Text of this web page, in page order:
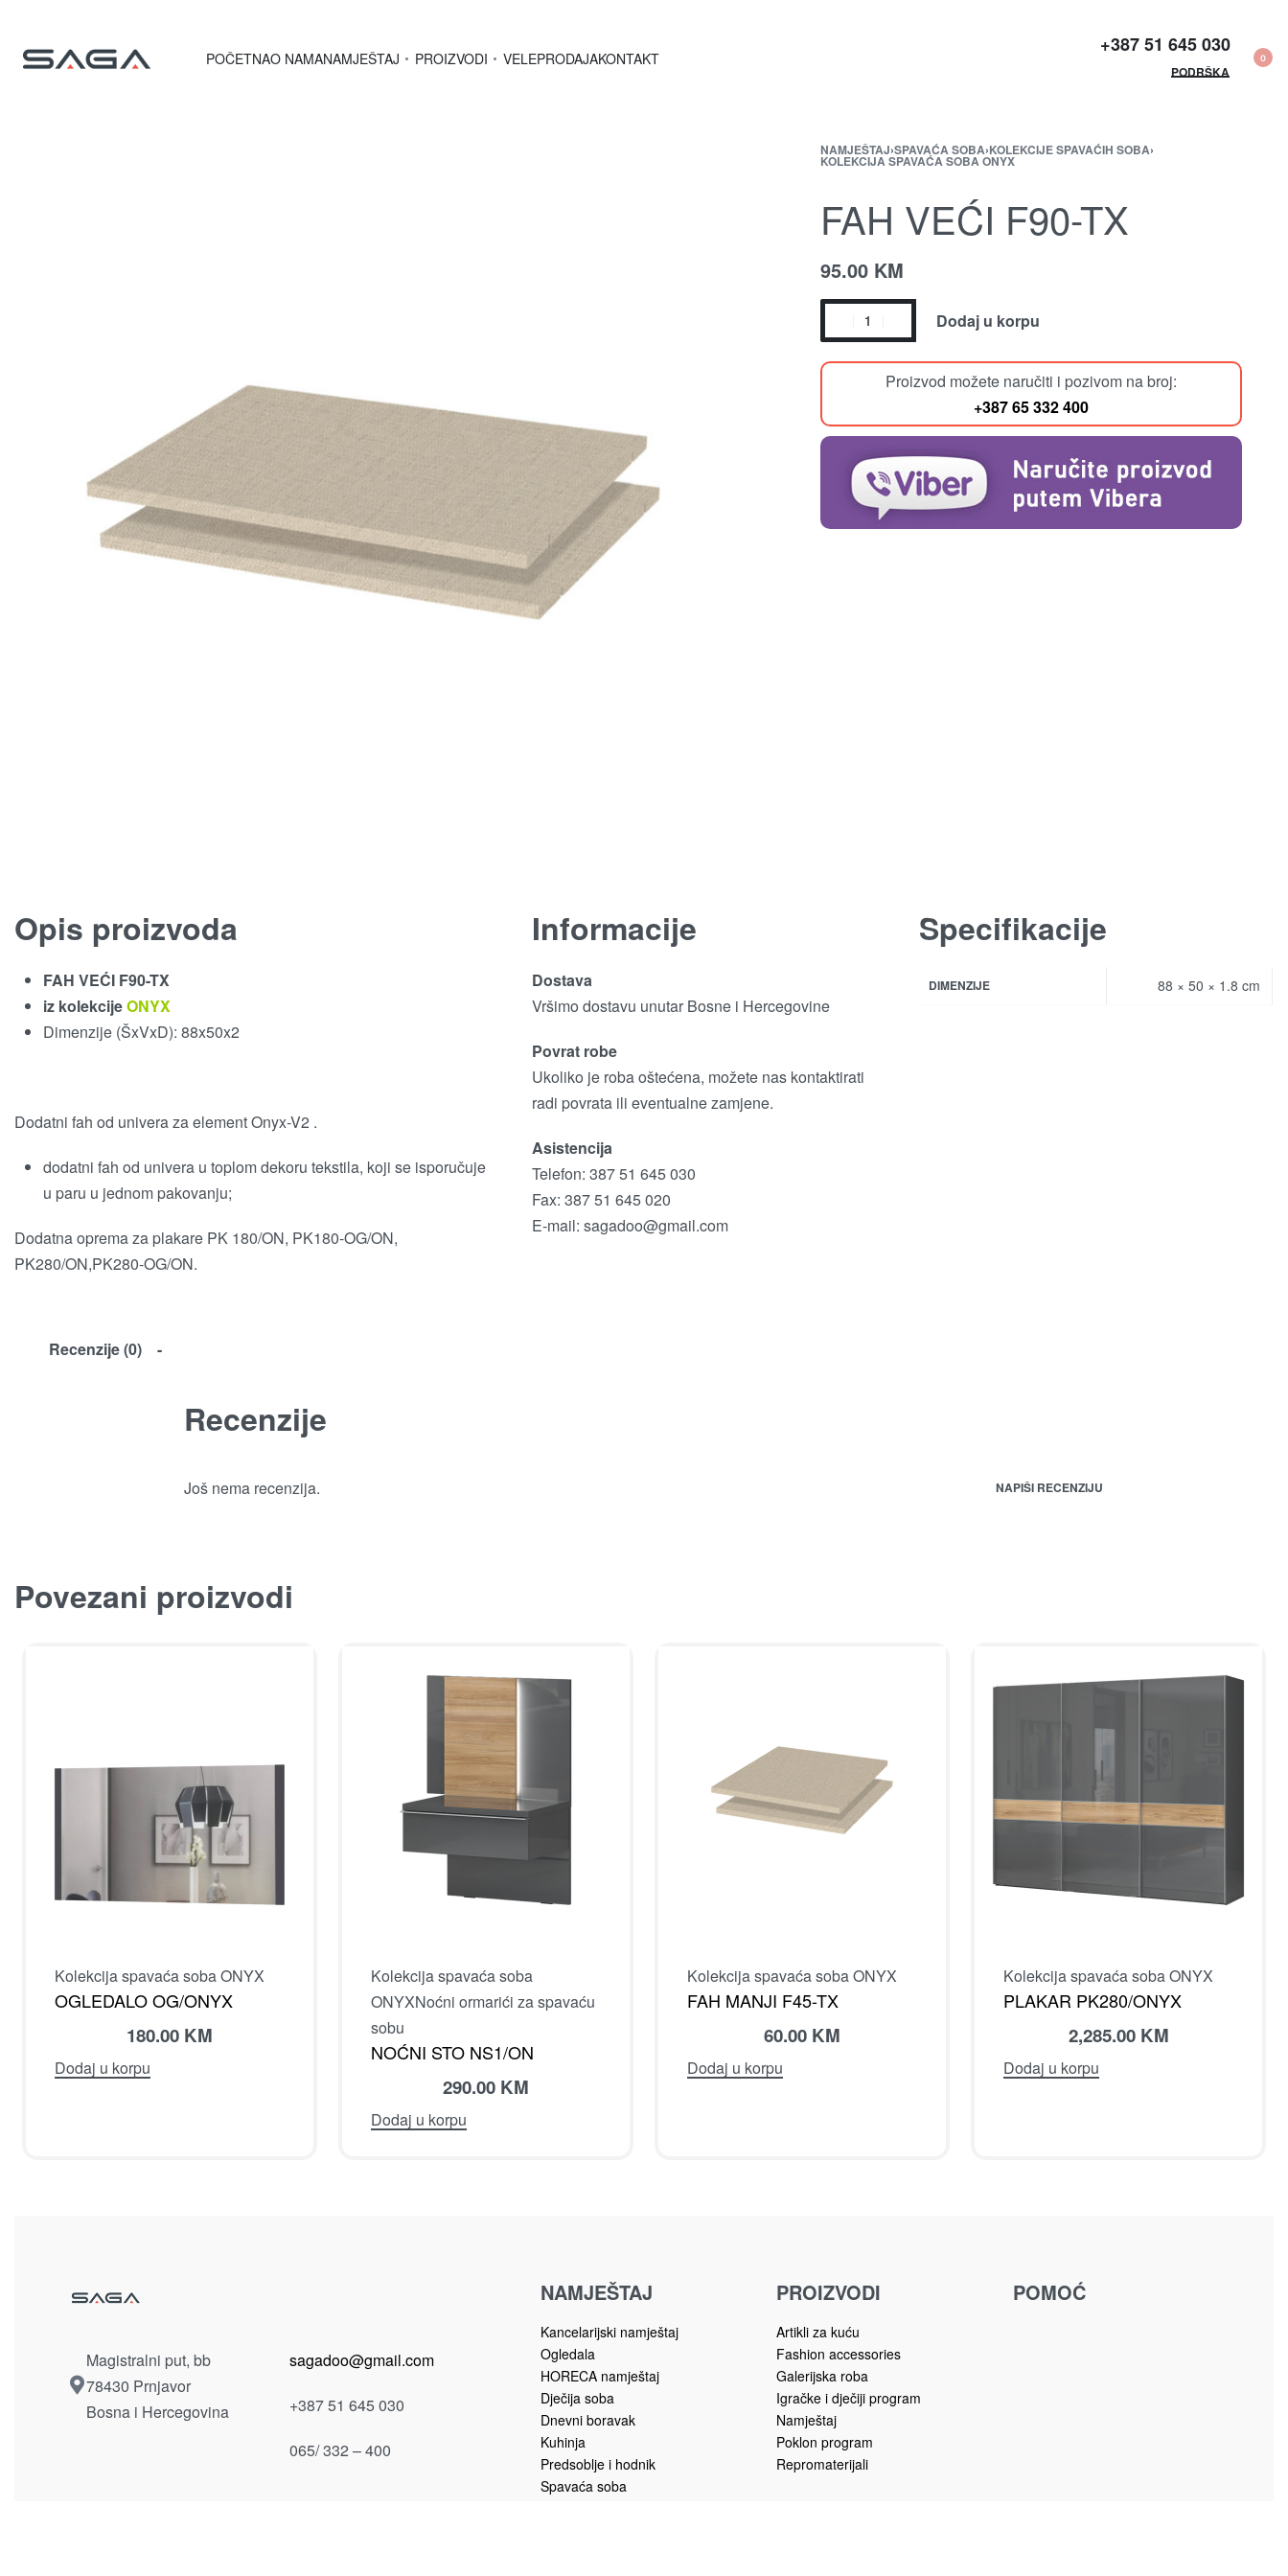
POČETNAO NAMANAMJEŠTAJ PROIZVODI VELEPRODAJAKONTAKT
+387 51 645 030​
PODRŠKA
0
NAMJEŠTAJ›SPAVAĆA SOBA›KOLEKCIJE SPAVAĆIH SOBA›
KOLEKCIJA SPAVAĆA SOBA ONYX
FAH VEĆI F90-TX
95.00 KM
Dodaj u korpu
Proizvod možete naručiti i pozivom na broj:
+387 65 332 400
Opis proizvoda
FAH VEĆI F90-TX
iz kolekcijeONYX
Dimenzije (ŠxVxD): 88x50x2
Dodatni fah od univera za element Onyx-V2 .
dodatni fah od univera u toplom dekoru tekstila, koji se isporučuje
u paru u jednom pakovanju;
Dodatna oprema za plakare PK 180/ON, PK180-OG/ON,
PK280/ON,PK280-OG/ON.
Informacije
Dostava
Vršimo dostavu unutar Bosne i Hercegovine
Povrat robe
Ukoliko je roba oštećena, možete nas kontaktirati
radi povrata ili eventualne zamjene.
Asistencija
Telefon: 387 51 645 030
Fax: 387 51 645 020
E-mail: sagadoo@gmail.com
Specifikacije
DIMENZIJE 88 × 50 × 1.8 cm
Recenzije (0)
Recenzije
Još nema recenzija. NAPIŠI RECENZIJU
Povezani proizvodi
Kolekcija spavaća soba ONYX
OGLEDALO OG/ONYX
180.00 KM
Dodaj u korpu
Kolekcija spavaća soba
ONYXNoćni ormarići za spavaću
sobu
NOĆNI STO NS1/ON
290.00 KM
Dodaj u korpu
Kolekcija spavaća soba ONYX
FAH MANJI F45-TX
60.00 KM
Dodaj u korpu
Kolekcija spavaća soba ONYX
PLAKAR PK280/ONYX
2,285.00 KM
Dodaj u korpu
Magistralni put, bb
78430 Prnjavor
Bosna i Hercegovina
sagadoo@gmail.com
+387 51 645 030
065/ 332 – 400
NAMJEŠTAJ
Kancelarijski namještaj
Ogledala
HORECA namještaj
Dječija soba
Dnevni boravak
Kuhinja
Predsoblje i hodnik
Spavaća soba
PROIZVODI
Artikli za kuću
Fashion accessories
Galerijska roba
Igračke i dječiji program
Namještaj
Poklon program
Repromaterijali
POMOĆ